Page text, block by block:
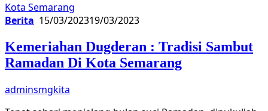
Berita 15/03/202319/03/2023
Kemeriahan Dugderan : Tradisi Sambut
Ramadan Di Kota Semarang
adminsmgkita